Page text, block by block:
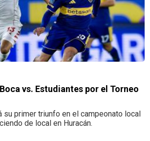
vs. Estudiantes por el Torneo
su primer triunfo en el campeonato local
de local en Huracán.